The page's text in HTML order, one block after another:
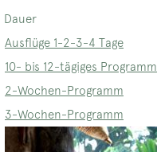
Dauer
Ausflüge 1-2-3-4 Tage
10- bis 12-tägiges Programm
2-Wochen-Programm
3-Wochen-Programm